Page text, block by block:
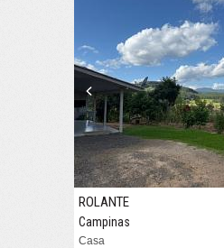
ROLANTE
Campinas
Casa